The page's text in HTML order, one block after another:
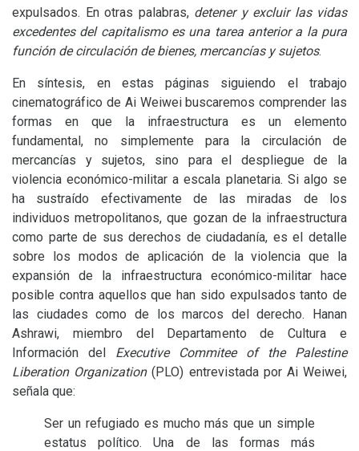
expulsados. En otras palabras, detener y excluir las vidas
excedentes del capitalismo es una tarea anterior a la pura
función de circulación de bienes, mercancías y sujetos.
En síntesis, en estas páginas siguiendo el trabajo
cinematográfico de Ai Weiwei buscaremos comprender las
formas en que la infraestructura es un elemento
fundamental, no simplemente para la circulación de
mercancías y sujetos, sino para el despliegue de la
violencia económico-militar a escala planetaria. Si algo se
ha sustraído efectivamente de las miradas de los
individuos metropolitanos, que gozan de la infraestructura
como parte de sus derechos de ciudadanía, es el detalle
sobre los modos de aplicación de la violencia que la
expansión de la infraestructura económico-militar hace
posible contra aquellos que han sido expulsados tanto de
las ciudades como de los marcos del derecho. Hanan
Ashrawi, miembro del Departamento de Cultura e
Información del Executive Commitee of the Palestine
Liberation Organization(PLO) entrevistada por Ai Weiwei,
señala que:
Ser un refugiado es mucho más que un simple
estatus político. Una de las formas más